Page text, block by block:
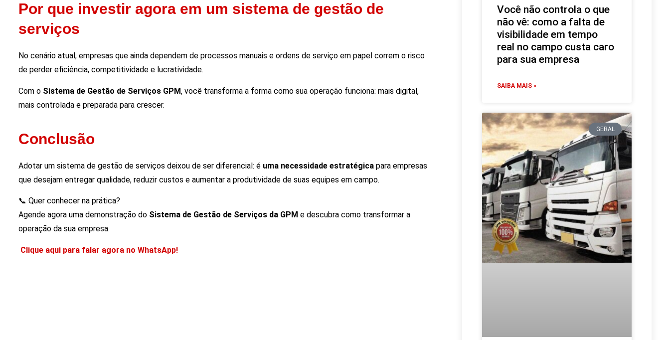
Por que investir agora em um sistema de gestão de
serviços
No cenário atual, empresas que ainda dependem de processos manuais e ordens de serviço em papel correm o risco
de perder eficiência, competitividade e lucratividade.
Com o Sistema de Gestão de Serviços GPM, você transforma a forma como sua operação funciona: mais digital,
mais controlada e preparada para crescer.
Conclusão
Adotar um sistema de gestão de serviços deixou de ser diferencial: é uma necessidade estratégica para empresas
que desejam entregar qualidade, reduzir custos e aumentar a produtividade de suas equipes em campo.
📞 Quer conhecer na prática?
Agende agora uma demonstração do Sistema de Gestão de Serviços da GPM e descubra como transformar a
operação da sua empresa.
Clique aqui para falar agora no WhatsApp!
Você não controla o que
não vê: como a falta de
visibilidade em tempo
real no campo custa caro
para sua empresa
SAIBA MAIS »
GERAL